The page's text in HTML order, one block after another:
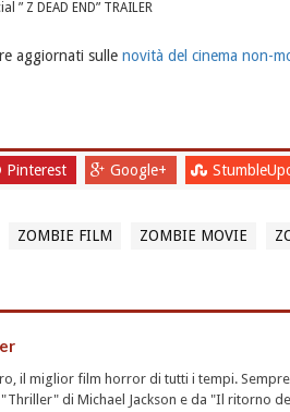
” Z DEAD END” TRAILER
aggiornati sulle novità del cinema non-
Pinterest Google+
ZOMBIE FILM ZOMBIE MOVIE
il miglior film horror di tutti i tempi.
di Michael Jackson e da "Il ritorno